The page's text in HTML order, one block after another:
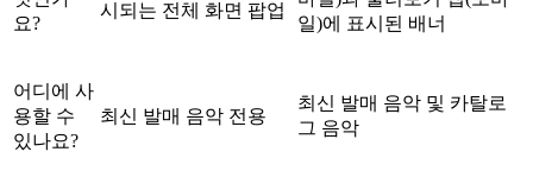
요?
시되는 전체 화면 팝업
일)에 표시된 배너
어디에 사
용할 수
있나요?
최신 발매 음악 전용
최신 발매 음악 및 카탈로
그 음악